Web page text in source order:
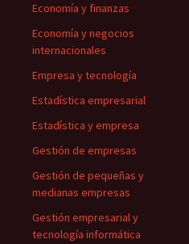
Economía y finanzas
Economía y negocios
internacionales
Empresa y tecnología
Estadística empresarial
Estadística y empresa
Gestión de empresas
Gestión de pequeñas y
medianas empresas
Gestión empresarial y
tecnología informática